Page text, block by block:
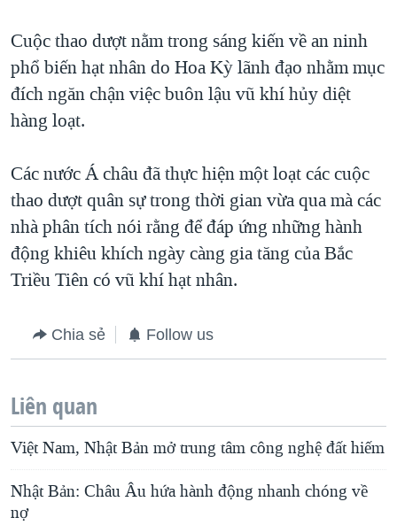
Cuộc thao dượt nằm trong sáng kiến về an ninh
phổ biến hạt nhân do Hoa Kỳ lãnh đạo nhằm mục
đích ngăn chận việc buôn lậu vũ khí hủy diệt
hàng loạt.
Các nước Á châu đã thực hiện một loạt các cuộc
thao dượt quân sự trong thời gian vừa qua mà các
nhà phân tích nói rằng để đáp ứng những hành
động khiêu khích ngày càng gia tăng của Bắc
Triều Tiên có vũ khí hạt nhân.
Chia sẻ Follow us
Liên quan
Việt Nam, Nhật Bản mở trung tâm công nghệ đất hiếm
Nhật Bản: Châu Âu hứa hành động nhanh chóng về
nợ